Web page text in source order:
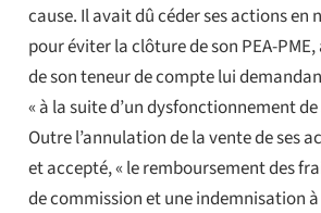
cause. Il avait dû céder ses actions en
pour éviter la clôture de son PEA-
de son teneur de compte lui
« à la suite d’un dysfonctionnement de
Outre l’annulation de la vente de ses
et accepté, « le remboursement des
de commission et une indemnisation